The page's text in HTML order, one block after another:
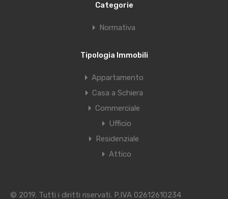
Categorie
Normativa
Tipologia Immobili
Appartamento
Casa a Schiera
Commerciale
Ufficio
Residenziale
Attico
© 2019. Tutti i diritti riservati. P.IVA 02612610234